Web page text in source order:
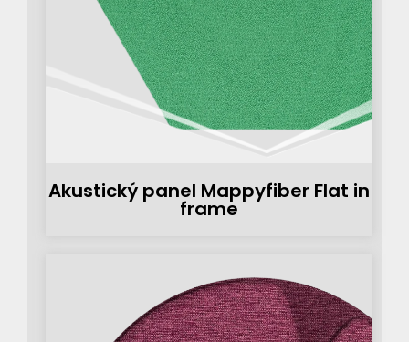
Akustický panel Mappyfiber Flat in
frame